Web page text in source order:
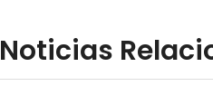
Noticias